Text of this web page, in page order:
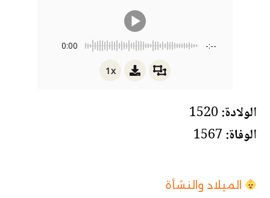
0:00 -:--
1x
الولادة:
الوفاة:
الميلاد والنشأة